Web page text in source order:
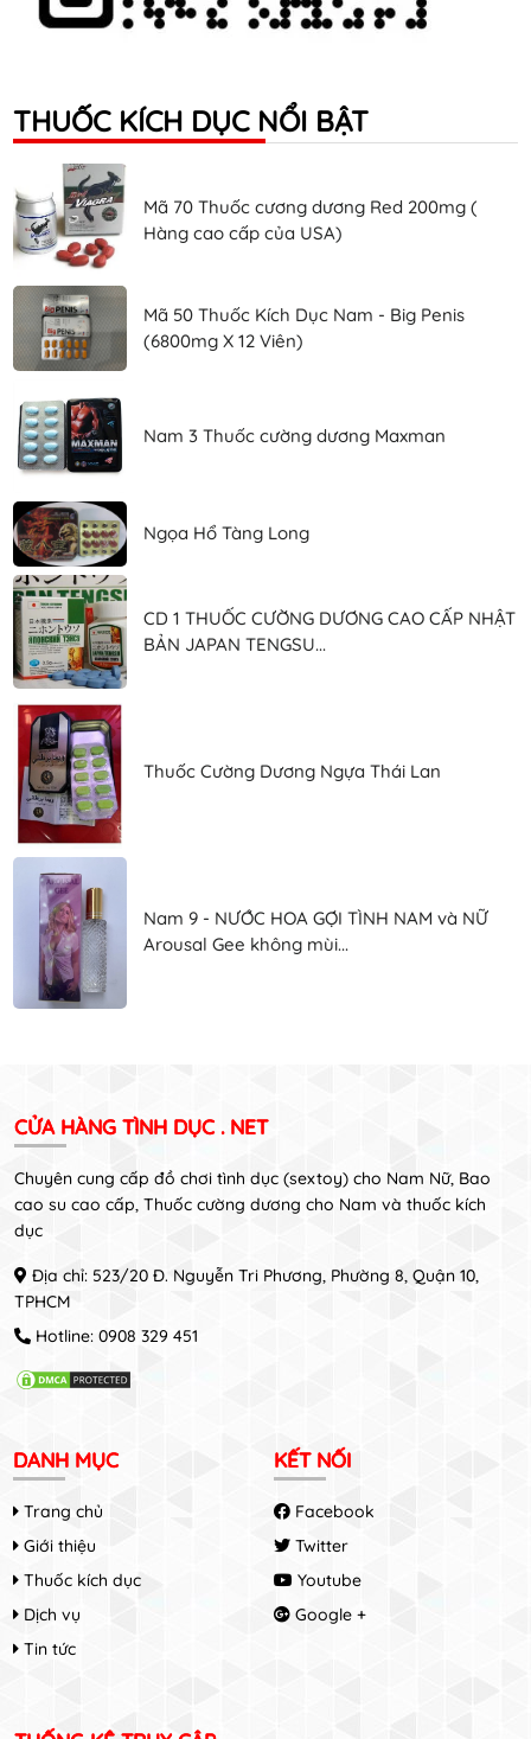
THUỐC KÍCH DỤC NỔI BẬT
Mã 70 Thuốc cương dương Red 200mg (
Hàng cao cấp của USA)
Mã 50 Thuốc Kích Dục Nam - Big Penis
(6800mg X 12 Viên)
Nam 3 Thuốc cường dương Maxman
Ngọa Hổ Tàng Long
CD 1 THUỐC CƯỜNG DƯƠNG CAO CẤP NHẬT
BẢN JAPAN TENGSU...
Thuốc Cường Dương Ngựa Thái Lan
Nam 9 - NƯỚC HOA GỢI TÌNH NAM và NỮ
Arousal Gee không mùi...
CỬA HÀNG TÌNH DỤC . NET
Chuyên cung cấp đồ chơi tình dục (sextoy) cho Nam Nữ, Bao
cao su cao cấp, Thuốc cường dương cho Nam và thuốc kích
dục
Địa chỉ: 523/20 Đ. Nguyễn Tri Phương, Phường 8, Quận 10,
TPHCM
Hotline: 0908 329 451
DANH MỤC
Trang chủ
Giới thiệu
Thuốc kích dục
Dịch vụ
Tin tức
KẾT NỐI
Facebook
Twitter
Youtube
Google +